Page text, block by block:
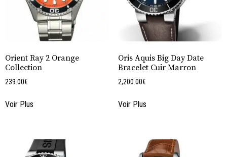
Orient Ray 2 Orange
Collection
239.00€
Voir Plus
Oris Aquis Big Day Date
Bracelet Cuir Marron
2,200.00€
Voir Plus